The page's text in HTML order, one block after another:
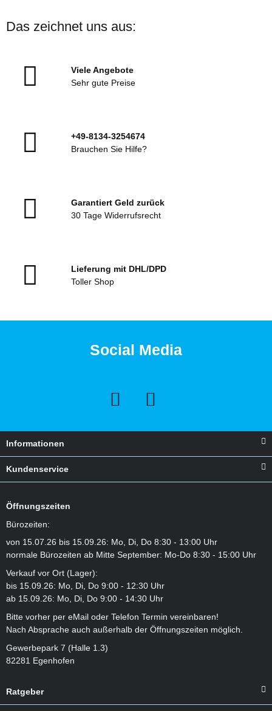
Das zeichnet uns aus:
Viele Angebote
Sehr gute Preise
+49-8134-3254674
Brauchen Sie Hilfe?
Garantiert Geld zurück
30 Tage Widerrufsrecht
Lieferung mit DHL/DPD
Toller Shop
Social Media
Informationen
Kundenservice
Öffnungszeiten
Bürozeiten:
von 15.07.26 bis 15.09.26: Mo, Di, Do 8:30 - 13:00 Uhr
normale Bürozeiten ab Mitte September: Mo-Do 8:30 - 15:00 Uhr
Verkauf vor Ort (Lager):
bis 15.09.26: Mo, Di, Do 9:00 - 12:30 Uhr
ab 15.09.26: Mo, Di, Do 9:00 - 14:30 Uhr
Bitte vorher per eMail oder Telefon Termin vereinbaren!
Nach Absprache auch außerhalb der Öffnungszeiten möglich.
Gewerbepark 7 (Halle 1.3)
82281 Egenhofen
Ratgeber